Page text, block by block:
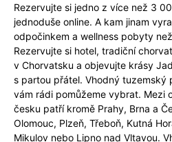
Rezervujte si jedno z více než 3
jednoduše online. A kam jinam
odpočinkem a wellness pobyty
Rezervujte si hotel, tradiční
v Chorvatsku a objevujte krásy
s partou přátel. Vhodný tuzemský
vám rádi pomůžeme vybrat. Mezi
česku patří kromě Prahy, Brna a
Olomouc, Plzeň, Třeboň, Kutná
Mikulov nebo Lipno nad Vltavou.